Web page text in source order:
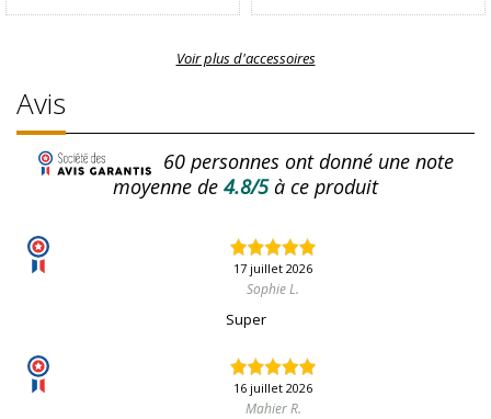
Voir plus d'accessoires
Avis
60personnes ont donné une note
moyenne de 4.8/5à ce produit
17 juillet 2026
Sophie L.
Super
16 juillet 2026
Mahier R.